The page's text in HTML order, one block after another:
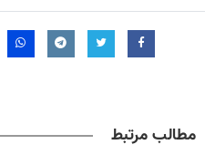
مطالب مرتبط